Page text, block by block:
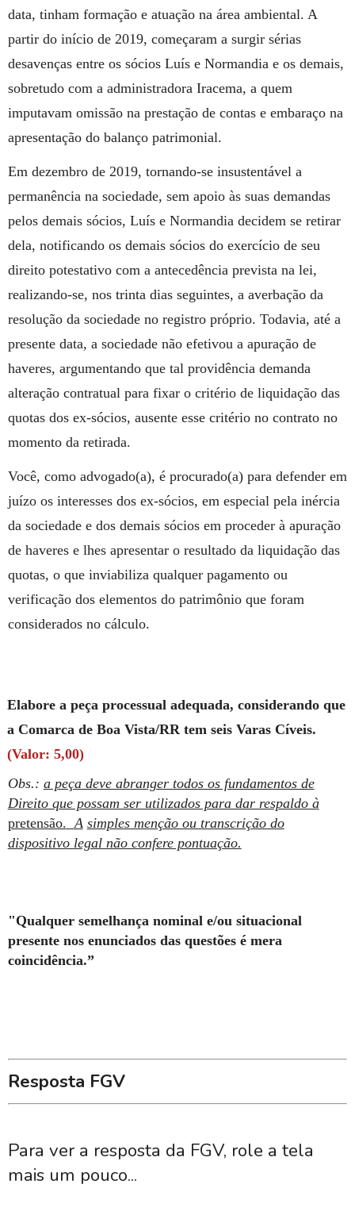
data, tinham formação e atuação na área ambiental. A
partir do início de 2019, começaram a surgir sérias
desavenças entre os sócios Luís e Normandia e os demais,
sobretudo com a administradora Iracema, a quem
imputavam omissão na prestação de contas e embaraço na
apresentação do balanço patrimonial.
Em dezembro de 2019, tornando-se insustentável a
permanência na sociedade, sem apoio às suas demandas
pelos demais sócios, Luís e Normandia decidem se retirar
dela, notificando os demais sócios do exercício de seu
direito potestativo com a antecedência prevista na lei,
realizando-se, nos trinta dias seguintes, a averbação da
resolução da sociedade no registro próprio. Todavia, até a
presente data, a sociedade não efetivou a apuração de
haveres, argumentando que tal providência demanda
alteração contratual para fixar o critério de liquidação das
quotas dos ex-sócios, ausente esse critério no contrato no
momento da retirada.
Você, como advogado(a), é procurado(a) para defender em
juízo os interesses dos ex-sócios, em especial pela inércia
da sociedade e dos demais sócios em proceder à apuração
de haveres e lhes apresentar o resultado da liquidação das
quotas, o que inviabiliza qualquer pagamento ou
verificação dos elementos do patrimônio que foram
considerados no cálculo.
Elabore a peça processual adequada, considerando que
a Comarca de Boa Vista/RR tem seis Varas Cíveis.
(Valor: 5,00)
Obs.: a peça deve abranger todos os fundamentos de
Direito que possam ser utilizados para dar respaldo à
pretensão. A simples menção ou transcrição do
dispositivo legal não confere pontuação.
"Qualquer semelhança nominal e/ou situacional
presente nos enunciados das questões é mera
coincidência.”
Resposta FGV
Para ver a resposta da FGV, role a tela
mais um pouco...